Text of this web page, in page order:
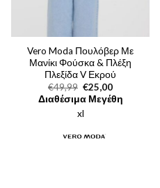
Vero Moda Πουλόβερ Με
Μανίκι Φούσκα & Πλέξη
Πλεξίδα V Εκρού
€49,99 Original
price
was:
€49,99.
€25,00Η
τρέχουσα
τιμή
Διαθέσιμα Μεγέθη
xl